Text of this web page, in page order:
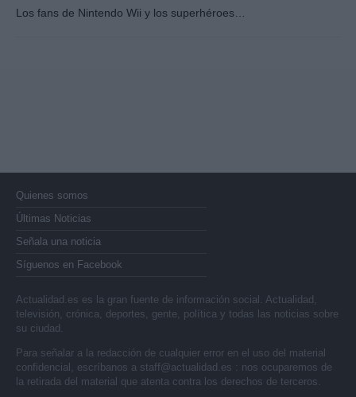
Los fans de Nintendo Wii y los superhéroes…
Quienes somos
Últimas Noticias
Señala una noticia
Síguenos en Facebook
Actualidad.es es la gran fuente de información social. Actualidad,
televisión, crónica, deportes, gente, política y todas las noticias sobre
su ciudad.
Para señalar a la redacción de cualquier error en el uso del material
confidencial, escríbanos a staff@actualidad.es : nos ocuparemos de
la retirada del material que atenta contra los derechos de terceros.